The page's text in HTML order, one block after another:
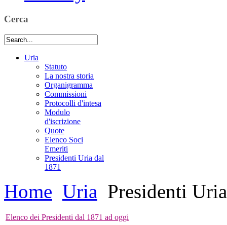
Cerca
Uria
Statuto
La nostra storia
Organigramma
Commissioni
Protocolli d'intesa
Modulo
d'iscrizione
Quote
Elenco Soci
Emeriti
Presidenti Uria dal
1871
Home Uria Presidenti
Elenco dei Presidenti dal 1871 ad oggi